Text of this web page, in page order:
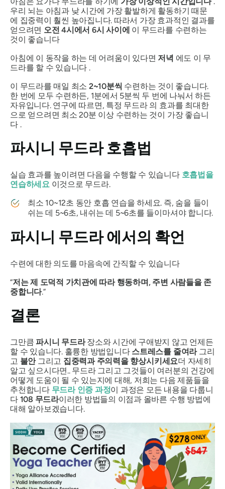
우리 뇌는 아침과 낮 시간에 가장 활발하게 활동하기 때문
에 집중력이 훨씬 높아집니다. 따라서 가장 효과적인 결과를
얻으려면 오전 4시에서 6시 사이에 이 무드라를 수련하는
것이 좋습니다
아침에 이 동작을 하는 데 어려움이 있다면 저녁 에도 이 무
드라를 할 수 있습니다 .
이 무드라를 매일 최소 2~10분씩 수련하는 것이 좋습니다.
한 번에 모두 수련하든, 1분에서 5분씩 두 번에 나눠서 하든
자유입니다. 연구에 따르면, 특정 무드라의 효과를 최대한
으로 얻으려면 최소 20분 이상 수련하는 것이 가장 좋습니
다 .
파시니 무드라호흡법
실습 효과를 높이려면 다음을 수행할 수 있습니다 호흡법을
연습하세요이것으로 무드라.
최소 10~12초 동안 호흡 연습을 하세요. 즉, 숨을 들이
쉬는 데 5~6초, 내쉬는 데 5~6초를 들이마셔야 합니다.
파시니 무드라에서의 확언
수련에 대한 의도를 마음속에 간직할 수 있습니다
“저는 제 도덕적 가치관에 따라 행동하며, 주변 사람들을 존
중합니다.”
결론
그만큼파시니 무드라장소와 시간에 구애받지 않고 언제든
할 수 있습니다. 훌륭한 방법입니다 스트레스를 줄여라그리
고 불안그리고 집중력과 주의력을 향상시키세요더 자세히
알고 싶으시다면.. 무드라그리고 그것들이 여러분의 건강에
어떻게 도움이 될 수 있는지에 대해, 저희는 다음 제품들을
추천합니다 무드라인증 과정이 과정은 모든 내용을 다룹니
다 108 무드라이러한 방법들의 이점과 올바른 수행 방법에
대해 알아보겠습니다.